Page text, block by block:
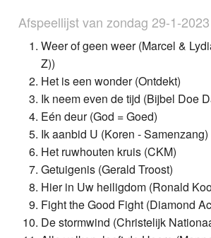
Afspeellijst van zondag 29-1-2023
Weer of geen weer (Marcel &
Z))
Het is een wonder (Ontdekt)
Ik neem even de tijd (Bijbel Doe
Eén deur (God = Goed)
Ik aanbid U (Koren - Samenzang)
Het ruwhouten kruis (CKM)
Getuigenis (Gerald Troost)
Hier in Uw heiligdom (Ronald
Fight the Good Fight (Diamond
De stormwind (Christelijk